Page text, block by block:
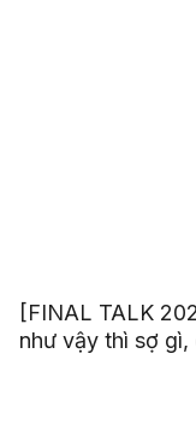
[FINAL TALK
như vậy thì sợ